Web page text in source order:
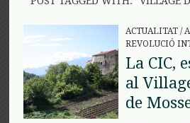
ACTUALITAT/
REVOLUCIÓ
La CIC,
al
de